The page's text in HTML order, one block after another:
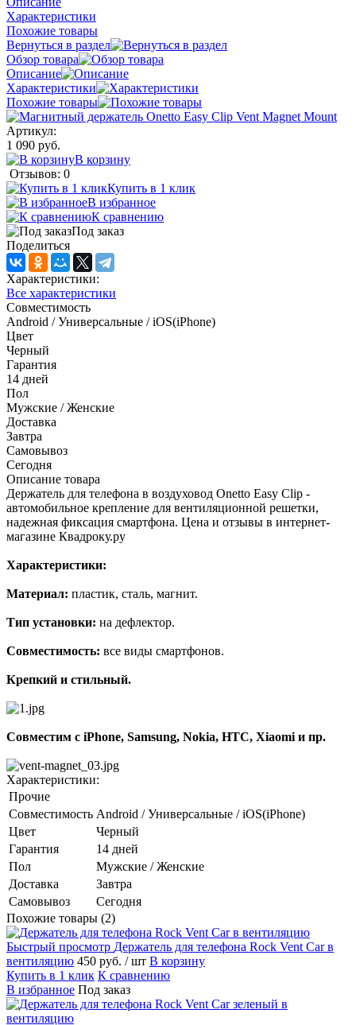
Характеристики
Похожие товары
Вернуться в раздел
Обзор товара
Описание
Характеристики
Похожие товары
Артикул:
1 090 руб.
В корзину
Отзывов: 0
Купить в 1 клик
В избранное
К сравнению
Под заказ
Поделиться
Характеристики:
Все характеристики
Совместимость
Android / Универсальные / iOS(iPhone)
Цвет
Черный
Гарантия
14 дней
Пол
Мужские / Женские
Доставка
Завтра
Самовывоз
Сегодня
Описание товара
Держатель для телефона в воздуховод Onetto Easy Clip -
автомобильное крепление для вентиляционной решетки,
надежная фиксация смартфона. Цена и отзывы в интернет-
магазине Квадроку.ру
Характеристики:
Материал: пластик, сталь, магнит.
Тип установки: на дефлектор.
Совместимость: все виды смартфонов.
Крепкий и стильный.
Совместим с iPhone, Samsung, Nokia, HTC, Xiaomi и пр.
Характеристики:
Прочие
Совместимость Android / Универсальные / iOS(iPhone)
Цвет
Черный
Гарантия
14 дней
Пол
Мужские / Женские
Доставка
Завтра
Самовывоз
Сегодня
Похожие товары (2)
Быстрый просмотр Держатель для телефона Rock Vent Car в
вентиляцию 450 руб. / шт В корзину
Купить в 1 клик К сравнению
В избранное Под заказ